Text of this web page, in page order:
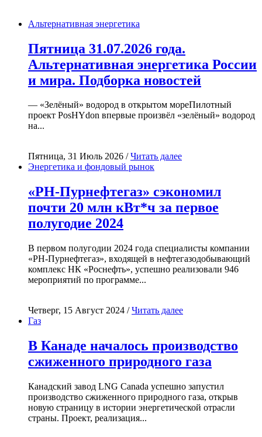
Альтернативная энергетика
Пятница 31.07.2026 года.
Альтернативная энергетика России
и мира. Подборка новостей
— «Зелёный» водород в открытом мореПилотный
проект PosHYdon впервые произвёл «зелёный» водород
на...
Пятница, 31 Июль 2026 /Читать далее
Энергетика и фондовый рынок
«РН-Пурнефтегаз» сэкономил
почти 20 млн кВт*ч за первое
полугодие 2024
В первом полугодии 2024 года специалисты компании
«РН-Пурнефтегаз», входящей в нефтегазодобывающий
комплекс НК «Роснефть», успешно реализовали 946
мероприятий по программе...
Четверг, 15 Август 2024 /Читать далее
Газ
В Канаде началось производство
сжиженного природного газа
Канадский завод LNG Canada успешно запустил
производство сжиженного природного газа, открыв
новую страницу в истории энергетической отрасли
страны. Проект, реализация...